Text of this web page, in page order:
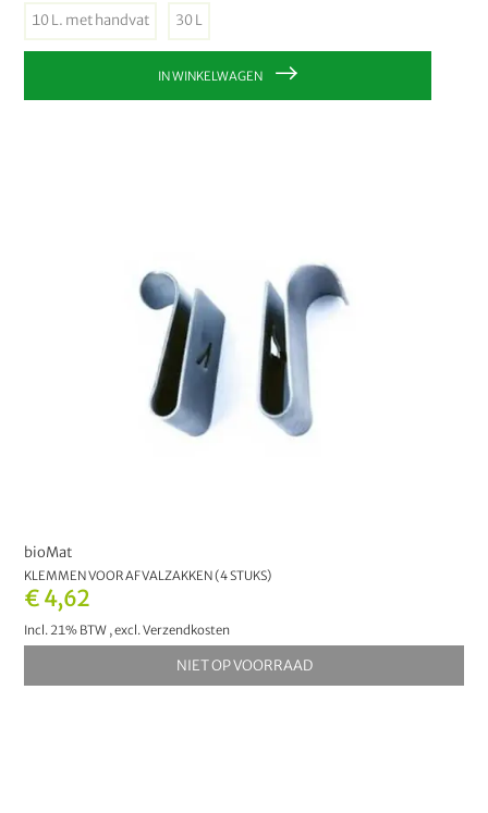
10 L. met handvat 30 L
IN WINKELWAGEN
€ 4,62
Incl. 21% BTW ,excl.Verzendkosten
bioMat
KLEMMEN VOOR AFVALZAKKEN (4 STUKS)
NIET OP VOORRAAD